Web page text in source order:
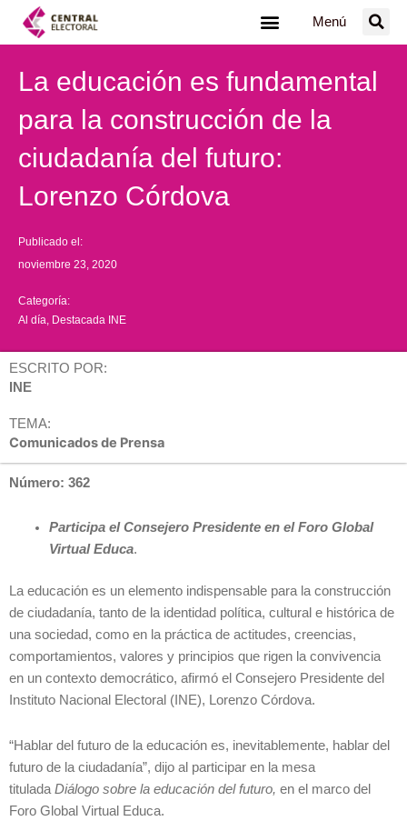
Menú
La educación es fundamental
para la construcción de la
ciudadanía del futuro:
Lorenzo Córdova
Publicado el:
noviembre 23, 2020
Categoría:
Al día Destacada INE
ESCRITO POR:
INE
TEMA:
Comunicados de Prensa
Número: 362
Participa el Consejero Presidente en el Foro Global
Virtual Educa.
La educación es un elemento indispensable para la construcción
de ciudadanía, tanto de la identidad política, cultural e histórica de
una sociedad, como en la práctica de actitudes, creencias,
comportamientos, valores y principios que rigen la convivencia
en un contexto democrático, afirmó el Consejero Presidente del
Instituto Nacional Electoral (INE), Lorenzo Córdova.
“Hablar del futuro de la educación es, inevitablemente, hablar del
futuro de la ciudadanía”, dijo al participar en la mesa
titulada Diálogo sobre la educación del futuro, en el marco del
Foro Global Virtual Educa.